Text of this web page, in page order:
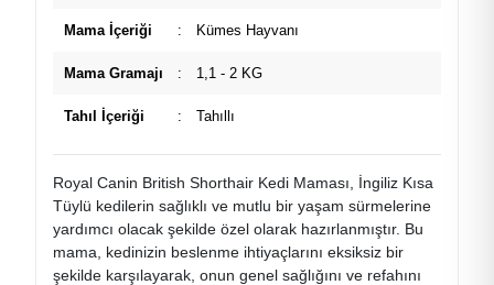
Mama İçeriği : Kümes Hayvanı
Mama Gramajı : 1,1 - 2 KG
Tahıl İçeriği : Tahıllı
Royal Canin British Shorthair Kedi Maması, İngiliz Kısa
Tüylü kedilerin sağlıklı ve mutlu bir yaşam sürmelerine
yardımcı olacak şekilde özel olarak hazırlanmıştır. Bu
mama, kedinizin beslenme ihtiyaçlarını eksiksiz bir
şekilde karşılayarak, onun genel sağlığını ve refahını